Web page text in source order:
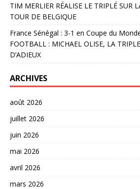
TIM MERLIER RÉALISE LE TRIPLÉ SUR
TOUR DE BELGIQUE
France Sénégal : 3-1 en Coupe du
FOOTBALL : MICHAEL OLISE, LA
D’ADIEUX
ARCHIVES
août 2026
juillet 2026
juin 2026
mai 2026
avril 2026
mars 2026